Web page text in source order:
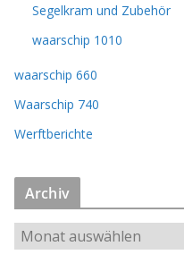
Segelkram und Zubehör
waarschip 1010
waarschip 660
Waarschip 740
Werftberichte
Archiv
r